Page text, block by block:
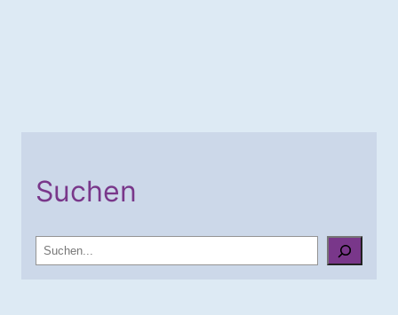
Suchen
u